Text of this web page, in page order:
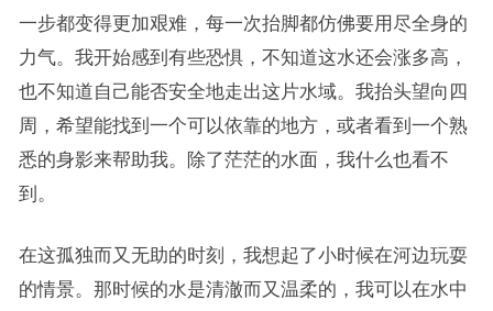
一步都变得更加艰难，每一次抬脚都仿佛要用尽全身的
力气。我开始感到有些恐惧，不知道这水还会涨多高，
也不知道自己能否安全地走出这片水域。我抬头望向四
周，希望能找到一个可以依靠的地方，或者看到一个熟
悉的身影来帮助我。除了茫茫的水面，我什么也看不
到。
在这孤独而又无助的时刻，我想起了小时候在河边玩耍
的情景。那时候的水是清澈而又温柔的，我可以在水中